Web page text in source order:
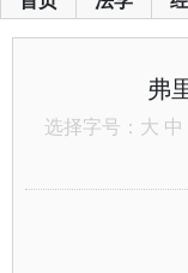
弗
选择字号： 大 中